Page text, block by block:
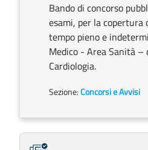
Bando di concorso
esami, per la copertura
tempo pieno e
Medico - Area Sanità –
Cardiologia.
Sezione:Concorsi e Avvisi